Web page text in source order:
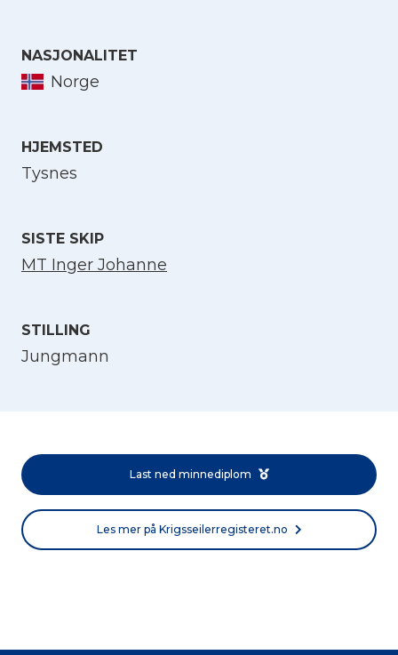
NASJONALITET
Norge
HJEMSTED
Tysnes
SISTE SKIP
MT Inger Johanne
STILLING
Jungmann
Last ned minnediplom
Les mer på Krigsseilerregisteret.no
Norsk bokmål